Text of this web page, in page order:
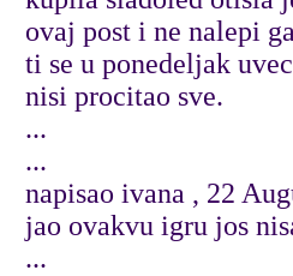
ovaj post i ne nalepi
ti se u ponedeljak
nisi procitao sve.
...
...
napisao ivana , 22
jao ovakvu igru jos
...